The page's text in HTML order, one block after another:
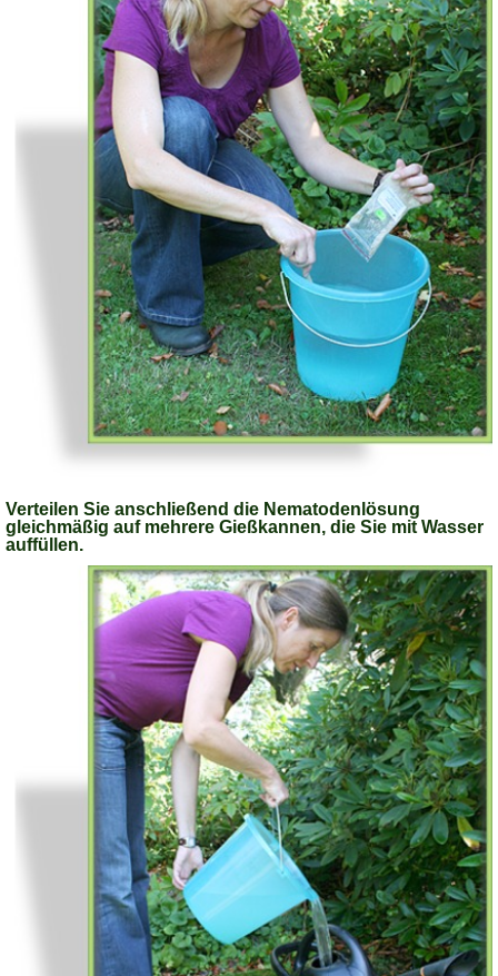
Verteilen Sie anschließend die Nematodenlösung
gleichmäßig auf mehrere Gießkannen, die Sie mit Wasser
auffüllen.